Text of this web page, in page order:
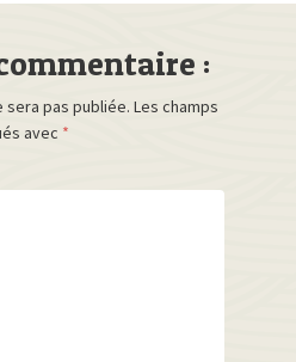
:
sera pas publiée. Les champs
avec *